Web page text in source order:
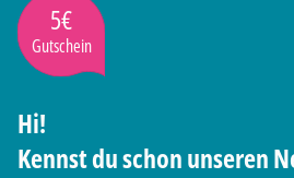
5€
Gutschein
Hi!
Kennst du schon unseren